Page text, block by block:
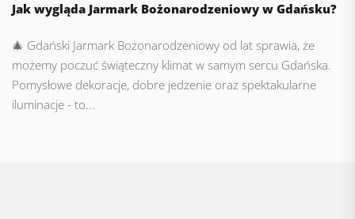
Jak wygląda Jarmark Bożonarodzeniowy w Gdańsku?
🎄 Gdański Jarmark Bożonarodzeniowy od lat sprawia, że
możemy poczuć świąteczny klimat w samym sercu Gdańska.
Pomysłowe dekoracje, dobre jedzenie oraz spektakularne
iluminacje - to...